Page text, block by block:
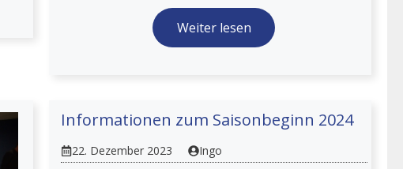
Weiter lesen
Informationen zum Saisonbeginn 2024
22. Dezember 2023 Ingo